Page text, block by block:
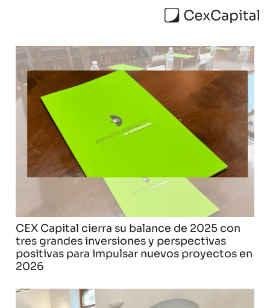
CEX Capital cierra su balance de 2025 con
tres grandes inversiones y perspectivas
positivas para impulsar nuevos proyectos en
2026